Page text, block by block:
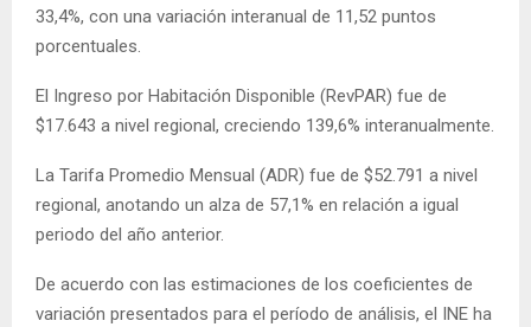
33,4%, con una variación interanual de 11,52 puntos
porcentuales.
El Ingreso por Habitación Disponible (RevPAR) fue de
$17.643 a nivel regional, creciendo 139,6% interanualmente.
La Tarifa Promedio Mensual (ADR) fue de $52.791 a nivel
regional, anotando un alza de 57,1% en relación a igual
periodo del año anterior.
De acuerdo con las estimaciones de los coeficientes de
variación presentados para el período de análisis, el INE ha